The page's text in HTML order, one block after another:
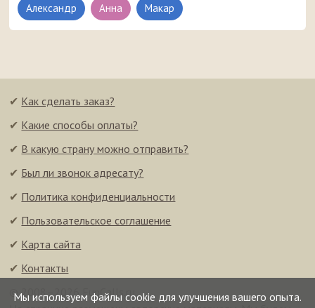
Александр Анна Макар
Мы используем файлы cookie для улучшения вашего опыта.
✔ Как сделать заказ?
✔ Какие способы оплаты?
✔ В какую страну можно отправить?
✔ Был ли звонок адресату?
✔ Политика конфиденциальности
✔ Пользовательское соглашение
✔ Карта сайта
✔ Контакты
© 2008–2026 FunCalls.ru